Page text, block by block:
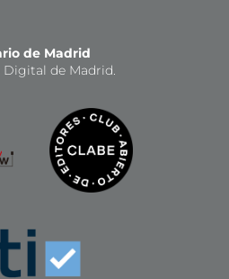
de Madrid
Digital de Madrid.